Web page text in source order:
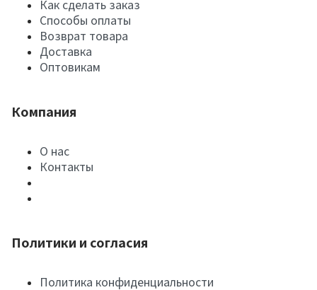
Как сделать заказ
Способы оплаты
Возврат товара
Доставка
Оптовикам
Компания
О нас
Контакты
Политики и согласия
Политика конфиденциальности